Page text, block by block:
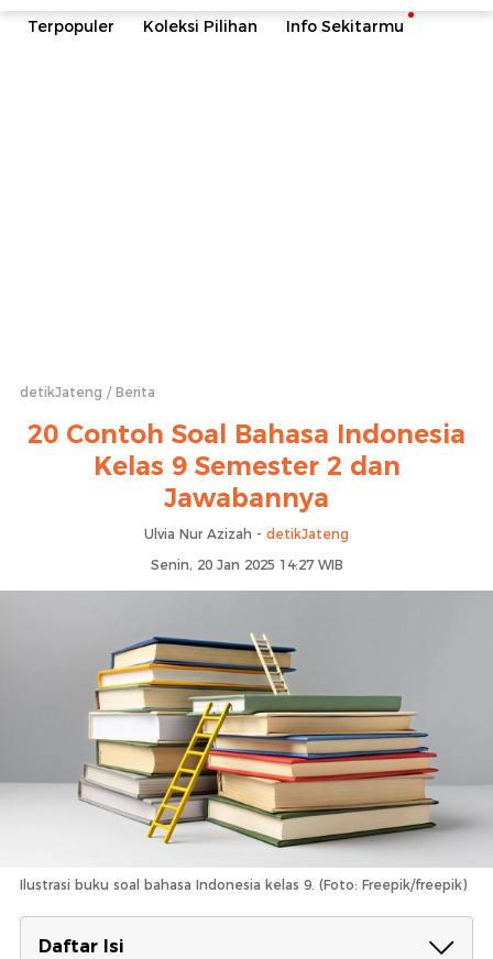
Terpopuler
Koleksi Pilihan Info Sekitarmu
detikJateng Berita
20 Contoh Soal Bahasa Indonesia
Kelas 9 Semester 2 dan
Jawabannya
Ulvia Nur Azizah - detikJateng
Senin, 20 Jan 2025 14:27 WIB
Ilustrasi buku soal bahasa Indonesia kelas 9. (Foto: Freepik/freepik)
Daftar Isi